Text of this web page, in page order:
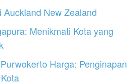
New Zealand
Menikmati Kota yang
Harga: Penginapan